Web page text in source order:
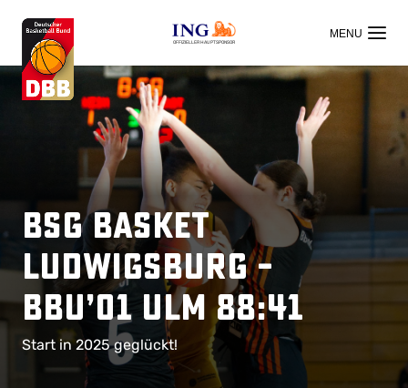
OFFIZIELLER HAUPTSPONSOR
BSG Basket
Ludwigsburg –
BBU’01 Ulm 88:41
Start in 2025 geglückt!